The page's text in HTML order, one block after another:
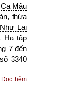
Mâu
, thừa
Như Lai
Hạ tập
7 đến
3340
Đọc thêm